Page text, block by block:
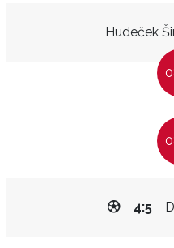
Hudeček
4:5